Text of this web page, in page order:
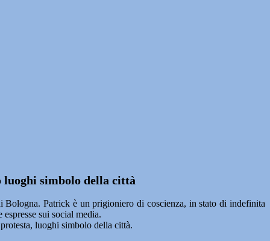
simbolo della città
Patrick è un prigioniero di coscienza, in stato di indefinita
sui social media.
luoghi simbolo della città.